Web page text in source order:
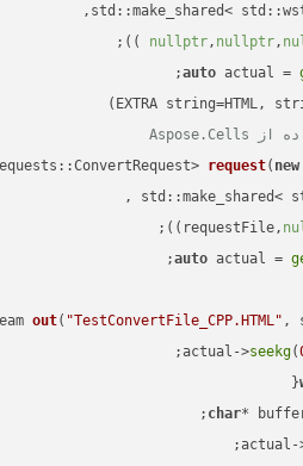
nullptr, nullptr,
))
;
auto actual =
request( new
))
;
auto actual =
out( "TestConvertFile_CPP.HTML" ,
seekg(
char*